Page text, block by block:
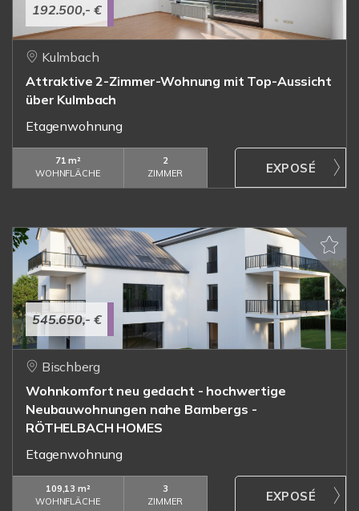
192.500,- €
Kulmbach
Attraktive 2-Zimmer-Wohnung mit Top-Aussicht
über Kulmbach
Etagenwohnung
71 m²
WOHNFLÄCHE
2
ZIMMER
545.650,- €
Bischberg
Wohnkomfort neu gedacht - hochwertige
Neubauwohnungen nahe Bambergs -
RÖTHELBACH HOMES
Etagenwohnung
109,13 m²
WOHNFLÄCHE
3
ZIMMER